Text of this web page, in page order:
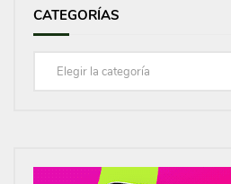
CATEGORÍAS
Categorías